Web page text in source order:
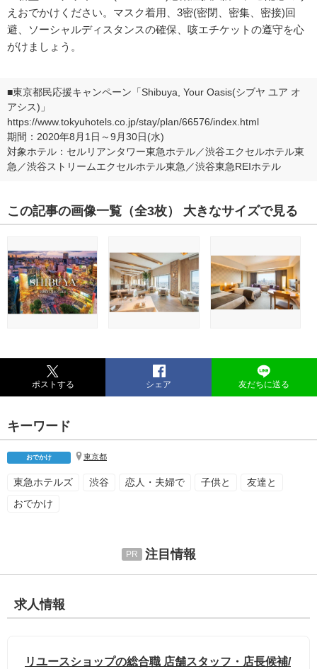
えおでかけください。マスク着用、3密(密閉、密集、密接)回
避、ソーシャルディスタンスの確保、咳エチケットの遵守を心
がけましょう。
■東京都民応援キャンペーン「Shibuya, Your Oasis(シブヤ ユア オ
アシス)」
https://www.tokyuhotels.co.jp/stay/plan/66576/index.html
期間：2020年8月1日～9月30日(水)
対象ホテル：セルリアンタワー東急ホテル／渋谷エクセルホテル東
急／渋谷ストリームエクセルホテル東急／渋谷東急REIホテル
この記事の画像一覧 （全3枚） 大きなサイズで見る
ポストする シェア 友だちに送る
キーワード
おでかけ 東京都
東急ホテルズ 渋谷 恋人・夫婦で 子供と
友達と
おでかけ
注目情報
求人情報
リユースショップの総合職 店舗スタッフ・店長候補/